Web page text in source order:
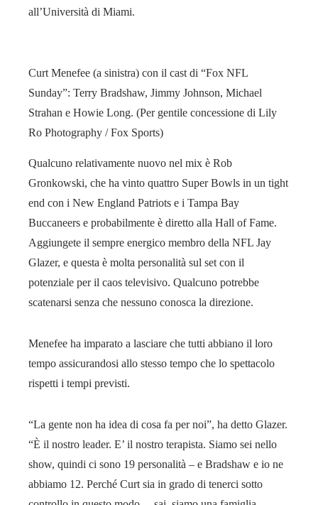
all’Università di Miami.
Curt Menefee (a sinistra) con il cast di “Fox NFL
Sunday”: Terry Bradshaw, Jimmy Johnson, Michael
Strahan e Howie Long. (Per gentile concessione di Lily
Ro Photography / Fox Sports)
Qualcuno relativamente nuovo nel mix è Rob
Gronkowski, che ha vinto quattro Super Bowls in un tight
end con i New England Patriots e i Tampa Bay
Buccaneers e probabilmente è diretto alla Hall of Fame.
Aggiungete il sempre energico membro della NFL Jay
Glazer, e questa è molta personalità sul set con il
potenziale per il caos televisivo. Qualcuno potrebbe
scatenarsi senza che nessuno conosca la direzione.
Menefee ha imparato a lasciare che tutti abbiano il loro
tempo assicurandosi allo stesso tempo che lo spettacolo
rispetti i tempi previsti.
“La gente non ha idea di cosa fa per noi”, ha detto Glazer.
“È il nostro leader. E’ il nostro terapista. Siamo sei nello
show, quindi ci sono 19 personalità – e Bradshaw e io ne
abbiamo 12. Perché Curt sia in grado di tenerci sotto